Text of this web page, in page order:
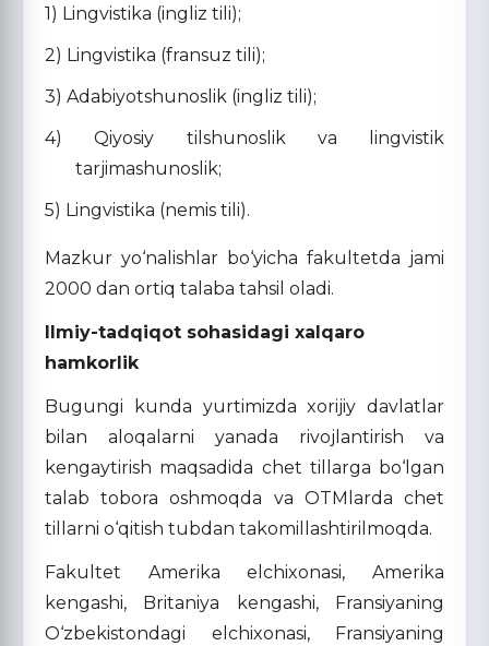
1) Lingvistika (ingliz tili);
2) Lingvistika (fransuz tili);
3) Adabiyotshunoslik (ingliz tili);
4) Qiyosiy tilshunoslik va lingvistik
tarjimashunoslik;
5) Lingvistika (nemis tili).
Mazkur yo‘nalishlar bo‘yicha fakultetda jami
2000 dan ortiq talaba tahsil oladi.
Ilmiy-tadqiqot sohasidagi xalqaro
hamkorlik
Bugungi kunda yurtimizda xorijiy davlatlar
bilan aloqalarni yanada rivojlantirish va
kengaytirish maqsadida chet tillarga bo‘lgan
talab tobora oshmoqda va OTMlarda chet
tillarni o‘qitish tubdan takomillashtirilmoqda.
Fakultet Amerika elchixonasi, Amerika
kengashi, Britaniya kengashi, Fransiyaning
O‘zbekistondagi elchixonasi, Fransiyaning